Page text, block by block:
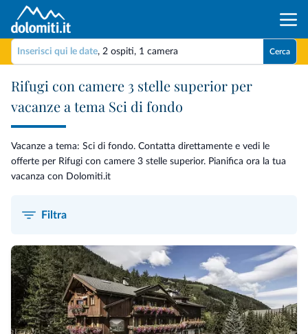
Inserisci qui le date, 2 ospiti, 1 camera Cerca
Rifugi con camere 3 stelle superior per
vacanze a tema Sci di fondo
Vacanze a tema: Sci di fondo. Contatta direttamente e vedi le
offerte per Rifugi con camere 3 stelle superior. Pianifica ora la tua
vacanza con Dolomiti.it
Filtra